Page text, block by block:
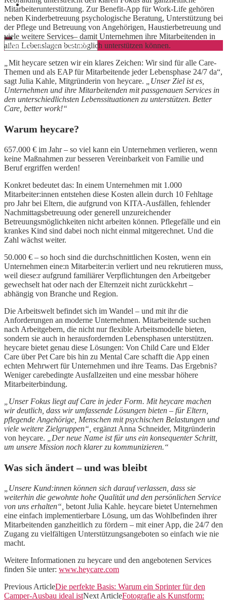
Geschäftskonto eröffnen
Mitarbeiterunterstützung. Zur Benefit-App für Work-Life gehören
neben Kinderbetreuung psychologische Beratung, Unterstützung bei
der Pflege und Betreuung von Angehörigen, Haustierbetreuung und
viele weitere Services– damit Unternehmen ihre Mitarbeitenden in
allen Lebenslagen bestmöglich unterstützen können.
Mit heycare setzen wir ein klares Zeichen: Wir sind für alle Care-
Themen und als EAP für Mitarbeitende jeder Lebensphase 24/7 da“,
sagt Julia Kahle, Mitgründerin von heycare.
„Unser Ziel ist es,
Unternehmen und ihre Mitarbeitenden mit passgenauen Services in
den unterschiedlichsten Lebenssituationen zu unterstützen. Better
Care, better work!“
Warum heycare?
657.000 € im Jahr – so viel kann ein Unternehmen verlieren, wenn
keine Maßnahmen zur besseren Vereinbarkeit von Familie und
Beruf ergriffen werden!
Konkret bedeutet das: In einem Unternehmen mit 1.000
Mitarbeiter:innen entstehen diese Kosten allein durch 10 Fehltage
pro Jahr bei Eltern, die aufgrund von KITA-Ausfällen, fehlender
Nachmittagsbetreuung oder generell unzureichender
Betreuungsmöglichkeiten nicht arbeiten können. Pflegefälle und ein
krankes Kind sind dabei noch nicht einmal mitgerechnet. Und die
Zahl wächst weiter.
50.000 € – so hoch sind die durchschnittlichen Kosten, wenn ein
Unternehmen eine:n Mitarbeiter:in verliert und neu rekrutieren muss,
weil diese:r aufgrund familiärer Verpflichtungen den Arbeitgeber
gewechselt hat oder nach der Elternzeit nicht zurückkehrt –
abhängig von Branche und Region.
Die Arbeitswelt befindet sich im Wandel – und mit ihr die
Anforderungen an moderne Unternehmen. Mitarbeitende suchen
nach Arbeitgebern, die nicht nur flexible Arbeitsmodelle bieten,
sondern sie auch in herausfordernden Lebensphasen unterstützen.
heycare bietet genau diese Lösungen: Von Child Care und Elder
Care über Pet Care bis hin zu Mental Care schafft die App einen
echten Mehrwert für Unternehmen und ihre Teams. Das Ergebnis?
Weniger carebedingte Ausfallzeiten und eine messbar höhere
Mitarbeiterbindung.
„Unser Fokus liegt auf Care in jeder Form. Mit heycare machen
wir deutlich, dass wir umfassende Lösungen bieten – für Eltern,
pflegende Angehörige, Menschen mit psychischen Belastungen und
viele weitere Zielgruppen“, ergänzt Anna Schneider, Mitgründerin
von heycare.
„Der neue Name ist für uns ein konsequenter Schritt,
um unsere Mission noch klarer zu kommunizieren.“
Was sich ändert – und was bleibt
„Unsere Kund:innen können sich darauf verlassen, dass sie
weiterhin die gewohnte hohe Qualität und den persönlichen Service
von uns erhalten“, betont Julia Kahle. heycare bietet Unternehmen
eine einfach implementierbare Lösung, um das Wohlbefinden ihrer
Mitarbeitenden ganzheitlich zu fördern – mit einer App, die 24/7 den
Zugang zu vielfältigen Unterstützungsangeboten so einfach wie nie
macht.
Weitere Informationen zu heycare und den angebotenen Services
finden Sie unter: www.heycare.com
Previous ArticleDie perfekte Basis: Warum ein Sprinter für den
Camper-Ausbau ideal istNext ArticleFotografie als Kunstform: